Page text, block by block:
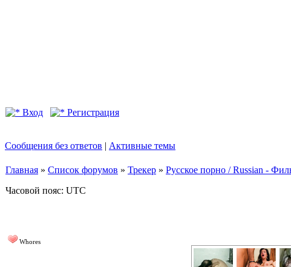
Вход Регистрация
Сообщения без ответов | Активные темы
Главная » Список форумов » Трекер » Русское порно / Russian -
Часовой пояс: UTC
Whores